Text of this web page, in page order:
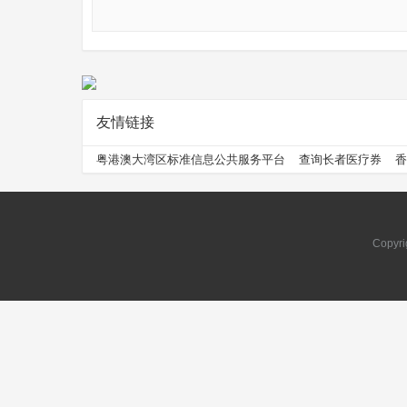
问
问
友情链接
粤港澳大湾区标准信息公共服务平台 查询长者医疗券